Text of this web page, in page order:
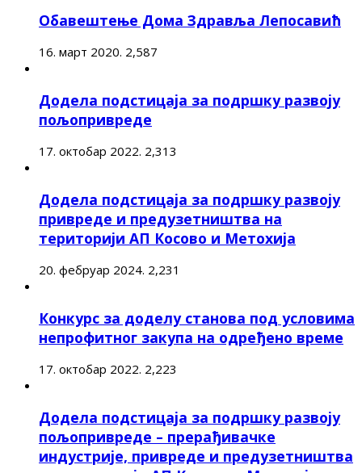
Обавештење Дома Здравља Лепосавић
16. март 2020. 2,587
Додела подстицаја за подршку развоју
пољопривреде
17. октобар 2022. 2,313
Додела подстицаја за подршку развоју
привреде и предузетништва на
територији АП Косово и Метохија
20. фебруар 2024. 2,231
Конкурс за доделу станова под условима
непрофитног закупа на одређено време
17. октобар 2022. 2,223
Додела подстицаја за подршку развоју
пољопривреде – прерађивачке
индустрије, привреде и предузетништва